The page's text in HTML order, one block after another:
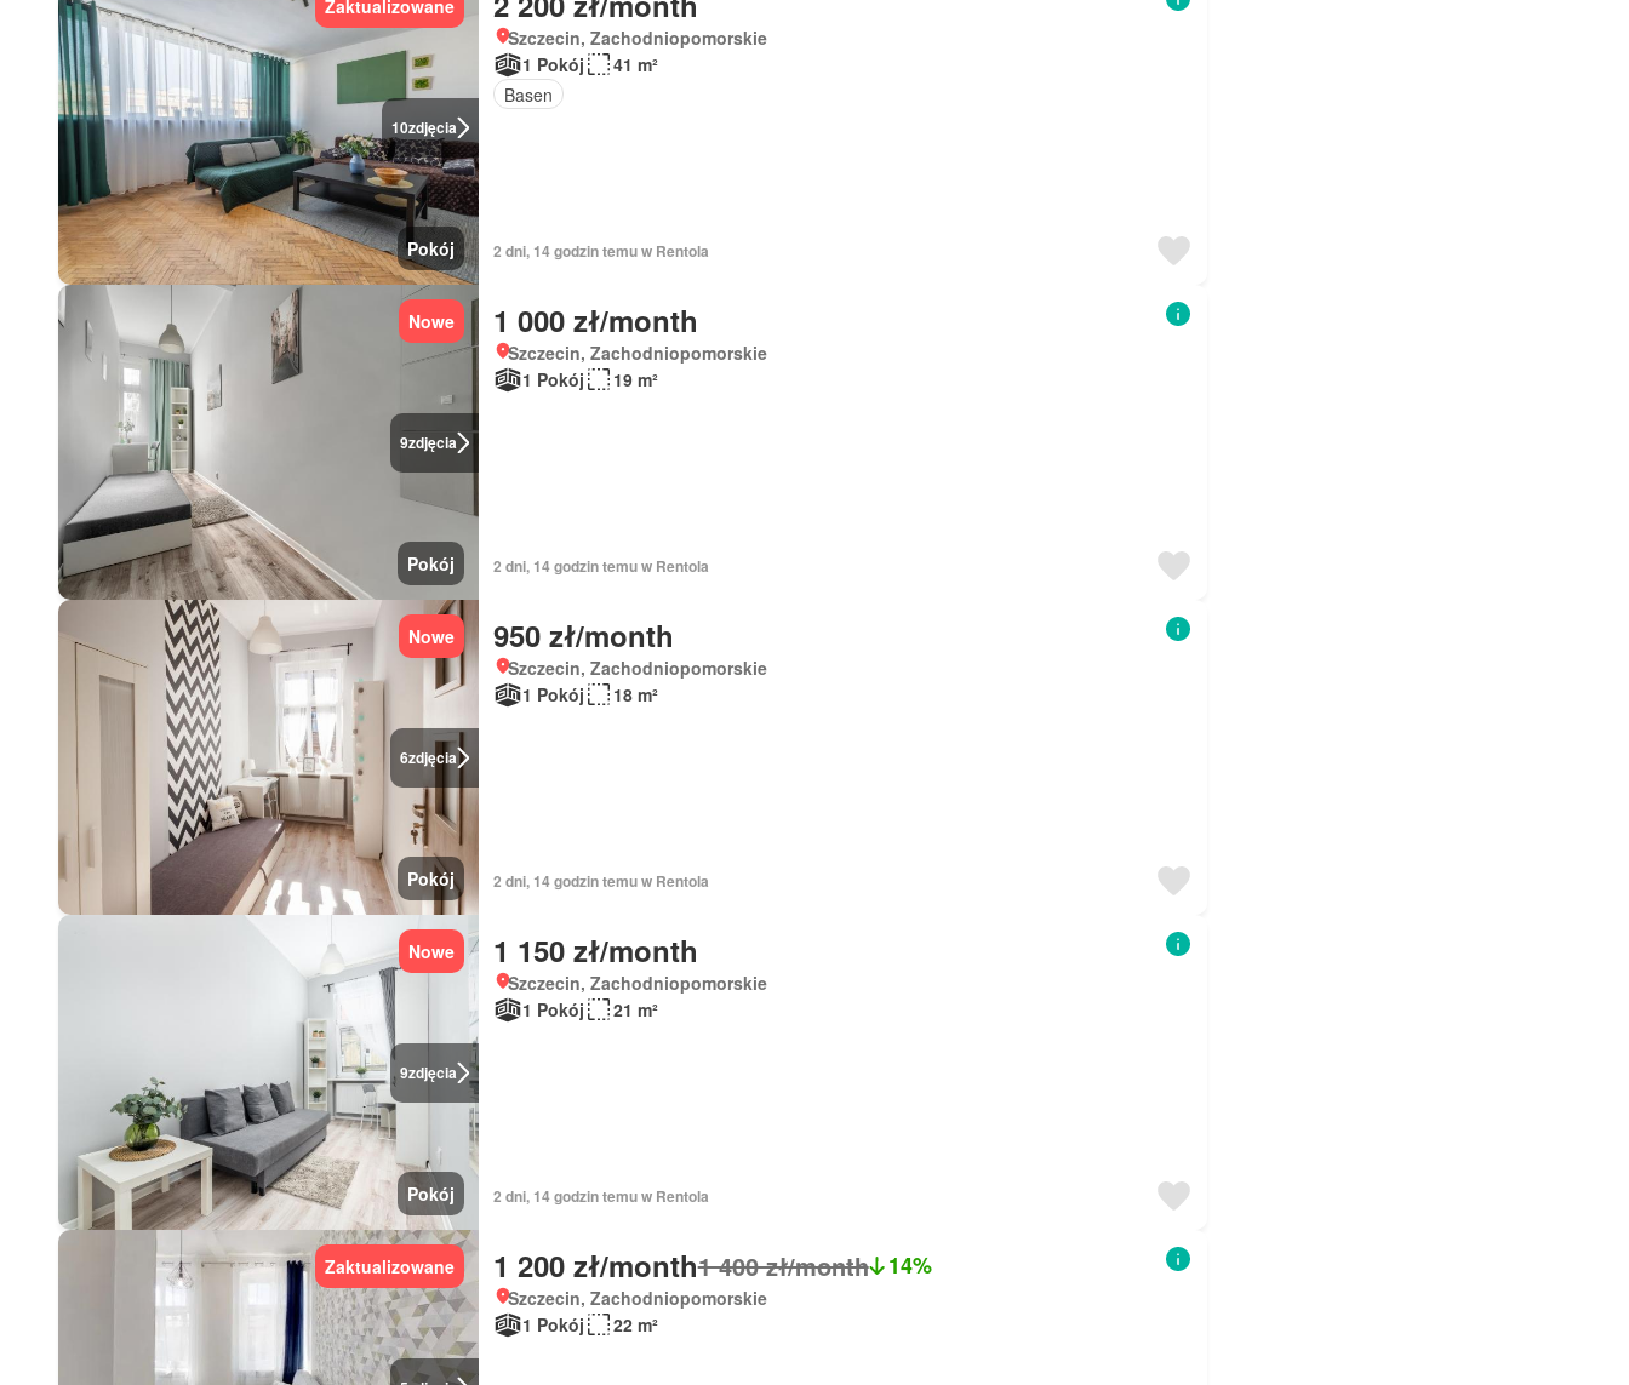
10zdjęcia
Zaktualizowane
Pokój
Szczecin, Zachodniopomorskie
1 Pokój
41 m²
Basen
2 dni, 14 godzin temu w Rentola
9zdjęcia
Nowe
Pokój
1 000 zł/month
Szczecin, Zachodniopomorskie
1 Pokój
19 m²
2 dni, 14 godzin temu w Rentola
6zdjęcia
Nowe
Pokój
950 zł/month
Szczecin, Zachodniopomorskie
1 Pokój
18 m²
2 dni, 14 godzin temu w Rentola
9zdjęcia
Nowe
Pokój
1 150 zł/month
Szczecin, Zachodniopomorskie
1 Pokój
21 m²
2 dni, 14 godzin temu w Rentola
Zaktualizowane 1 200 zł/month1 400 zł/month 14%
Szczecin, Zachodniopomorskie
1 Pokój
22 m²